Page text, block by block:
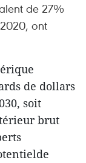
de 27%
ont
de dollars
soit
brut